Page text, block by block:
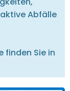
Abfälle
finden Sie in